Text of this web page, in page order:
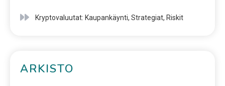
Kryptovaluutat: Kaupankäynti, Strategiat, Riskit
ARKISTO